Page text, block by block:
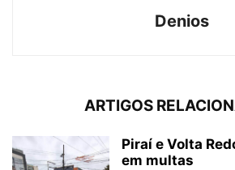
Denios
ARTIGOS
Piraí e Volta
em multas